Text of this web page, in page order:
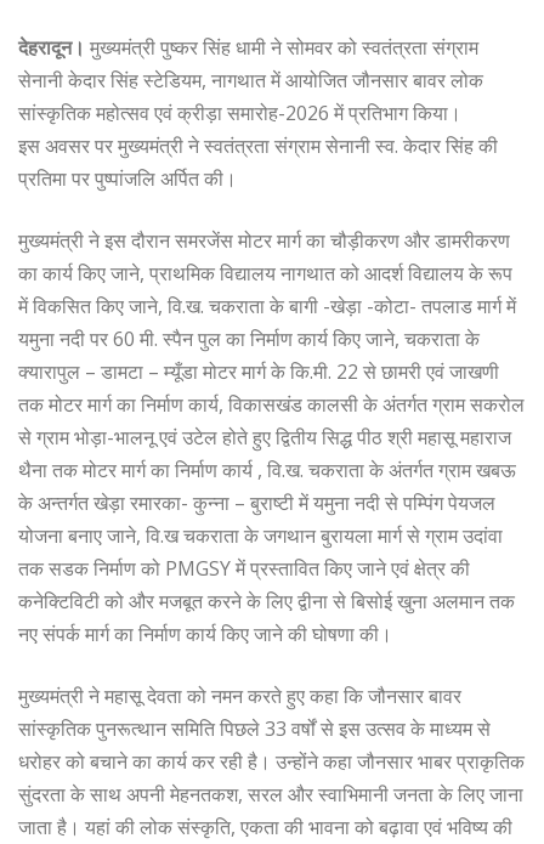
देहरादून। मुख्यमंत्री पुष्कर सिंह धामी ने सोमवर को स्वतंत्रता संग्राम
सेनानी केदार सिंह स्टेडियम, नागथात में आयोजित जौनसार बावर लोक
सांस्कृतिक महोत्सव एवं क्रीड़ा समारोह-2026 में प्रतिभाग किया।
इस अवसर पर मुख्यमंत्री ने स्वतंत्रता संग्राम सेनानी स्व. केदार सिंह की
प्रतिमा पर पुष्पांजलि अर्पित की।
मुख्यमंत्री ने इस दौरान समरजेंस मोटर मार्ग का चौड़ीकरण और डामरीकरण
का कार्य किए जाने, प्राथमिक विद्यालय नागथात को आदर्श विद्यालय के रूप
में विकसित किए जाने, वि.ख. चकराता के बागी -खेड़ा -कोटा- तपलाड मार्ग में
यमुना नदी पर 60 मी. स्पैन पुल का निर्माण कार्य किए जाने, चकराता के
क्यारापुल – डामटा – म्यूँडा मोटर मार्ग के कि.मी. 22 से छामरी एवं जाखणी
तक मोटर मार्ग का निर्माण कार्य, विकासखंड कालसी के अंतर्गत ग्राम सकरोल
से ग्राम भोड़ा-भालनू एवं उटेल होते हुए द्वितीय सिद्ध पीठ श्री महासू महाराज
थैना तक मोटर मार्ग का निर्माण कार्य , वि.ख. चकराता के अंतर्गत ग्राम खबऊ
के अन्तर्गत खेड़ा रमारका- कुन्ना – बुराष्टी में यमुना नदी से पम्पिंग पेयजल
योजना बनाए जाने, वि.ख चकराता के जगथान बुरायला मार्ग से ग्राम उदांवा
तक सडक निर्माण को PMGSY में प्रस्तावित किए जाने एवं क्षेत्र की
कनेक्टिविटी को और मजबूत करने के लिए द्वीना से बिसोई खुना अलमान तक
नए संपर्क मार्ग का निर्माण कार्य किए जाने की घोषणा की।
मुख्यमंत्री ने महासू देवता को नमन करते हुए कहा कि जौनसार बावर
सांस्कृतिक पुनरूत्थान समिति पिछले 33 वर्षों से इस उत्सव के माध्यम से
धरोहर को बचाने का कार्य कर रही है। उन्होंने कहा जौनसार भाबर प्राकृतिक
सुंदरता के साथ अपनी मेहनतकश, सरल और स्वाभिमानी जनता के लिए जाना
जाता है। यहां की लोक संस्कृति, एकता की भावना को बढ़ावा एवं भविष्य की